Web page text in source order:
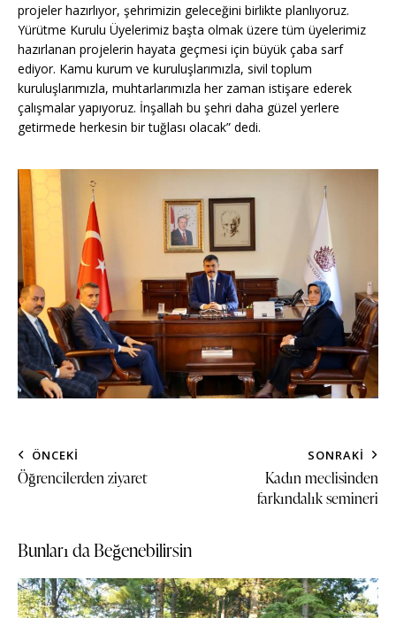
projeler hazırlıyor, şehrimizin geleceğini birlikte planlıyoruz.
Yürütme Kurulu Üyelerimiz başta olmak üzere tüm üyelerimiz
hazırlanan projelerin hayata geçmesi için büyük çaba sarf
ediyor. Kamu kurum ve kuruluşlarımızla, sivil toplum
kuruluşlarımızla, muhtarlarımızla her zaman istişare ederek
çalışmalar yapıyoruz. İnşallah bu şehri daha güzel yerlere
getirmede herkesin bir tuğlası olacak” dedi.
ÖNCEKI
Öğrencilerden ziyaret
SONRAKI
Kadın meclisinden
farkındalık semineri
Bunları da Beğenebilirsin